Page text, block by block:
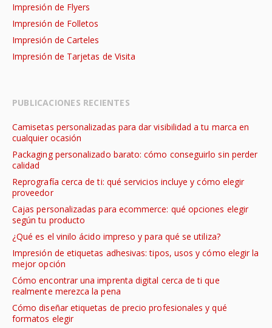
Impresión de Flyers
Impresión de Folletos
Impresión de Carteles
Impresión de Tarjetas de Visita
PUBLICACIONES RECIENTES
Camisetas personalizadas para dar visibilidad a tu marca en
cualquier ocasión
Packaging personalizado barato: cómo conseguirlo sin perder
calidad
Reprografía cerca de ti: qué servicios incluye y cómo elegir
proveedor
Cajas personalizadas para ecommerce: qué opciones elegir
según tu producto
¿Qué es el vinilo ácido impreso y para qué se utiliza?
Impresión de etiquetas adhesivas: tipos, usos y cómo elegir la
mejor opción
Cómo encontrar una imprenta digital cerca de ti que
realmente merezca la pena
Cómo diseñar etiquetas de precio profesionales y qué
formatos elegir